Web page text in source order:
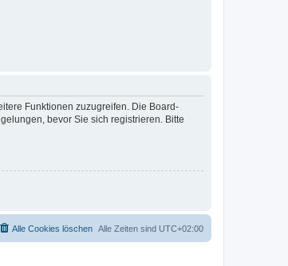
Funktionen zuzugreifen. Die Board-
bevor Sie sich registrieren. Bitte
Alle Zeiten sind UTC+02:00
Alle Cookies löschen